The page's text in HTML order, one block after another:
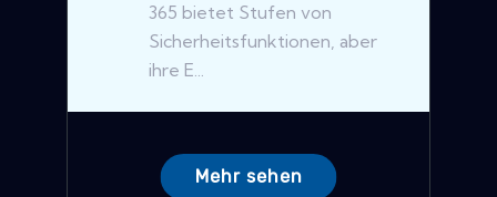
365 bietet Stufen von
Sicherheitsfunktionen, aber
ihre E...
Mehr sehen